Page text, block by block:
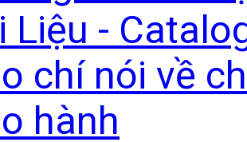
Liệu -
chí nói về
hành